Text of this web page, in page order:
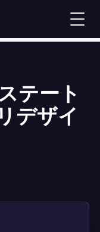
テート
デザイ